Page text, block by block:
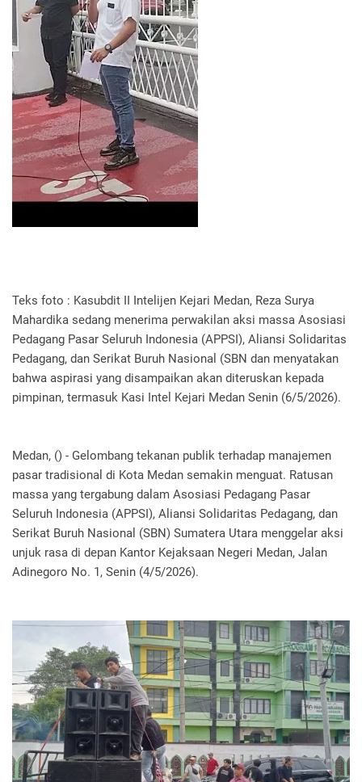
Teks foto : Kasubdit II Intelijen Kejari Medan, Reza Surya
Mahardika sedang menerima perwakilan aksi massa Asosiasi
Pedagang Pasar Seluruh Indonesia (APPSI), Aliansi Solidaritas
Pedagang, dan Serikat Buruh Nasional (SBN dan menyatakan
bahwa aspirasi yang disampaikan akan diteruskan kepada
pimpinan, termasuk Kasi Intel Kejari Medan Senin (6/5/2026).
Medan, () - Gelombang tekanan publik terhadap manajemen
pasar tradisional di Kota Medan semakin menguat. Ratusan
massa yang tergabung dalam Asosiasi Pedagang Pasar
Seluruh Indonesia (APPSI), Aliansi Solidaritas Pedagang, dan
Serikat Buruh Nasional (SBN) Sumatera Utara menggelar aksi
unjuk rasa di depan Kantor Kejaksaan Negeri Medan, Jalan
Adinegoro No. 1, Senin (4/5/2026).